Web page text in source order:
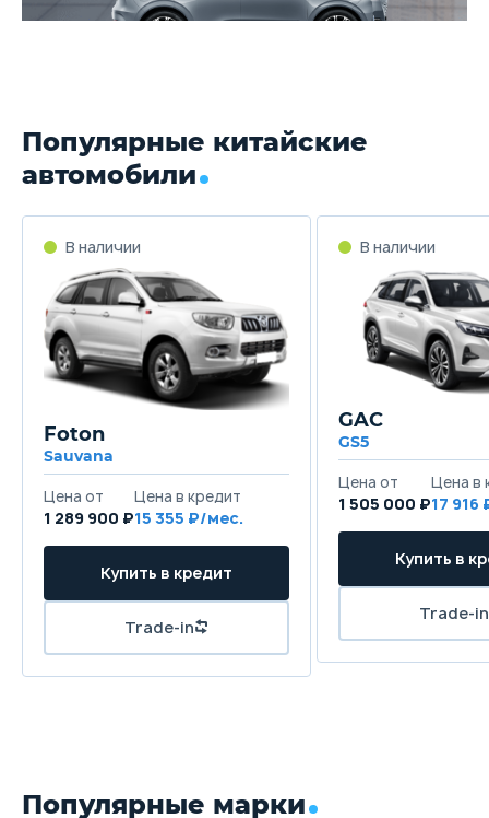
Популярные китайские
автомобили
Foton
Sauvana
1 289 900 ₽15 355
GAC
GS5
1 505 000 ₽17 916
Популярные марки